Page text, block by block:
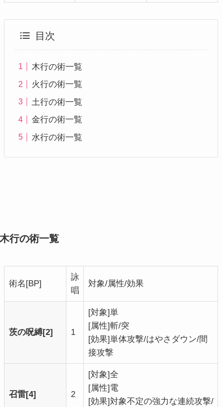
目次
木行の術一覧
火行の術一覧
土行の術一覧
金行の術一覧
水行の術一覧
木行の術一覧
術名[BP]
詠
唱
対象/属性/効果
茨の呪縛[2] 1
[対象]単
[属性]斬/突
[効果]単体攻撃/はやさダウン/間
接攻撃
召雷[4] 2
[対象]全
[属性]電
[効果]対象不定の強力な連続攻撃/